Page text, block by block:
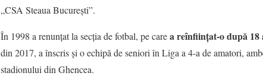
„CSA Steaua București”.
În 1998 a renunțat la secția de fotbal, pe carea reînființat-o după 18
din 2017, a înscris și o echipă de seniori în Liga a 4-a de amatori,
stadionului din Ghencea.